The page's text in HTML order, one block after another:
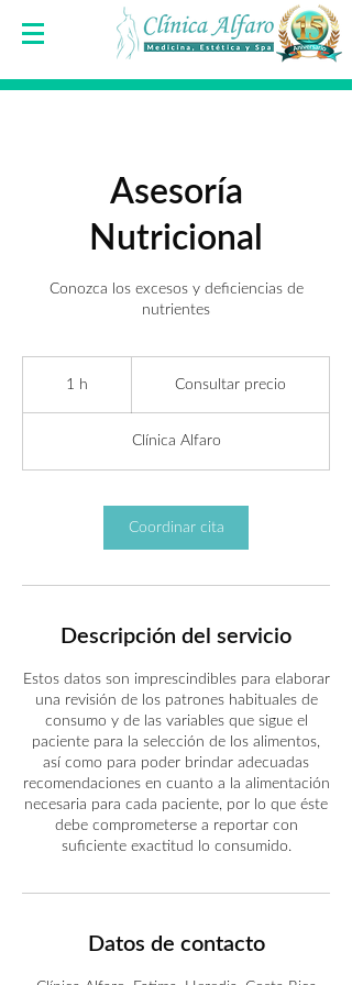
Asesoría
Nutricional
Conozca los excesos y deficiencias de
nutrientes
1 h Consultar precio
Clínica Alfaro
Coordinar cita
Descripción del servicio
Estos datos son imprescindibles para elaborar
una revisión de los patrones habituales de
consumo y de las variables que sigue el
paciente para la selección de los alimentos,
así como para poder brindar adecuadas
recomendaciones en cuanto a la alimentación
necesaria para cada paciente, por lo que éste
debe comprometerse a reportar con
suficiente exactitud lo consumido.
Datos de contacto